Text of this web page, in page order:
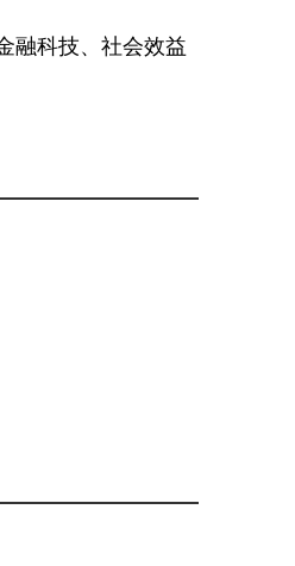
融科技、社会效益